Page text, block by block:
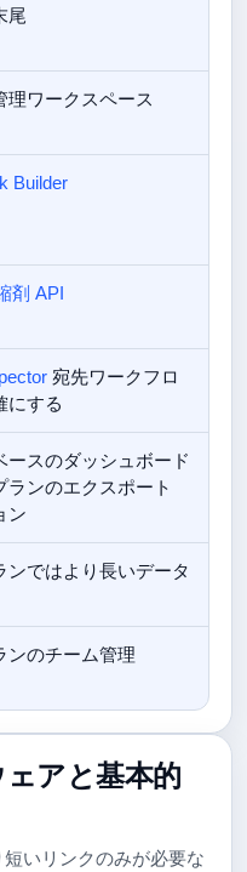
尾
理ワークスペース
Builder
剤 API
宛先ワークフロ
にする
ースのダッシュボード
ランのエクスポート
ン
ンではより長いデータ
ンのチーム管理
アと基本的
いリンクのみが必要な